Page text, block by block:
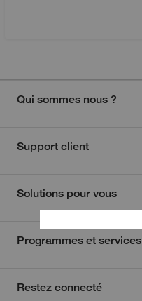
Qui sommes nous ?
Support client
Solutions pour vous
Programmes et services
Restez connecté